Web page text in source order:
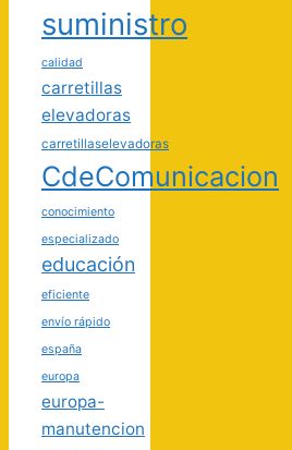
suministro
calidad
carretillas
elevadoras
carretillaselevadoras
CdeComunicacion
conocimiento
especializado
educación
eficiente
envío rápido
españa
europa
europa-
manutencion